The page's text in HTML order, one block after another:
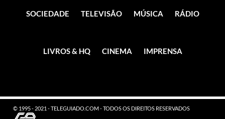
SOCIEDADE TELEVISÃO MÚSICA RÁDIO
LIVROS & HQ CINEMA IMPRENSA
© 1995 - 2021 - TELEGUIADO.COM - TODOS OS DIREITOS RESERVADOS